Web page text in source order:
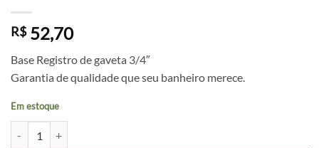
R$52,70
Base Registro de gaveta 3/4″
Garantia de qualidade que seu banheiro merece.
Em estoque